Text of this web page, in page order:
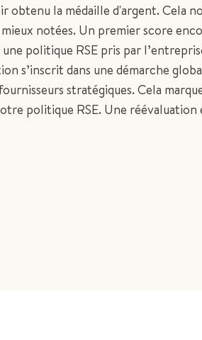
obtenu la médaille d'argent. Cela
notées. Un premier score
une politique RSE pris par
s’inscrit dans une démarche
stratégiques. Cela
politique RSE. Une